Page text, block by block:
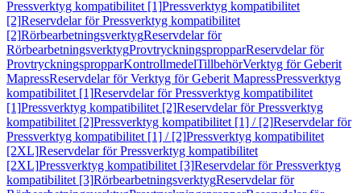
Pressverktyg kompatibilitet [1]Pressverktyg kompatibilitet
[2]Reservdelar för Pressverktyg kompatibilitet
[2]RörbearbetningsverktygReservdelar för
RörbearbetningsverktygProvtryckningspropparReservdelar för
ProvtryckningspropparKontrollmedelTillbehörVerktyg för Geberit
MapressReservdelar för Verktyg för Geberit MapressPressverktyg
kompatibilitet [1]Reservdelar för Pressverktyg kompatibilitet
[1]Pressverktyg kompatibilitet [2]Reservdelar för Pressverktyg
kompatibilitet [2]Pressverktyg kompatibilitet [1] / [2]Reservdelar för
Pressverktyg kompatibilitet [1] / [2]Pressverktyg kompatibilitet
[2XL]Reservdelar för Pressverktyg kompatibilitet
[2XL]Pressverktyg kompatibilitet [3]Reservdelar för Pressverktyg
kompatibilitet [3]RörbearbetningsverktygReservdelar för